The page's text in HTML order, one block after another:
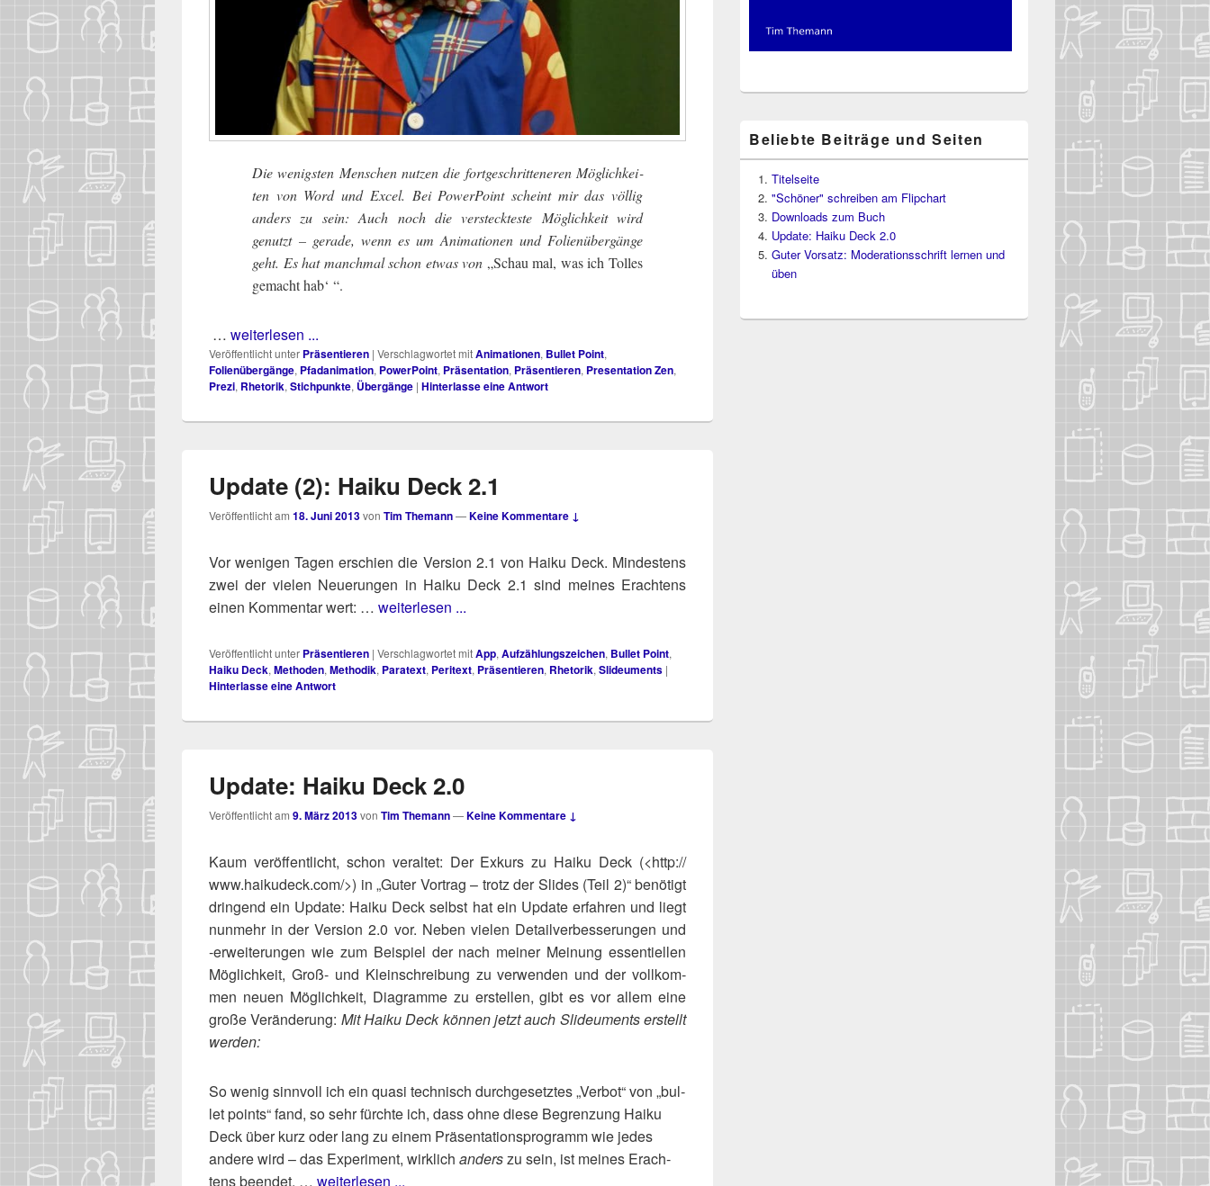
Die wenigs­ten Men­schen nut­zen die fort­ge­schrit­te­ne­ren Mög­lich­kei­
ten von Word und Excel. Bei Power­Point scheint mir das völ­lig
anders zu sein: Auch noch die ver­steck­tes­te Mög­lich­keit wird
genutzt – gera­de, wenn es um Ani­ma­tio­nen und Foli­en­über­gän­ge
geht. Es hat manch­mal schon etwas von „Schau mal, was ich Tol­les
gemacht hab‘ “.
… weiterlesen ...
Veröffentlicht unter Präsentieren | Verschlagwortet mitAnimationen, Bullet Point,
Folienübergänge, Pfadanimation, PowerPoint, Präsentation, Präsentieren, Presentation Zen,
Prezi, Rhetorik, Stichpunkte, Übergänge | Hinterlasse eine Antwort
Update (2): Haiku Deck 2.1
Veröffentlicht am 18. Juni 2013von Tim Themann—Keine Kommentare ↓
Vor weni­gen Tagen erschien die Ver­si­on 2.1 von Hai­ku Deck. Min­des­tens
zwei der vie­len Neue­run­gen in Hai­ku Deck 2.1 sind mei­nes Erach­tens
einen Kom­men­tar wert: … weiterlesen ...
Veröffentlicht unter Präsentieren | Verschlagwortet mitApp, Aufzählungszeichen, Bullet Point,
Haiku Deck, Methoden, Methodik, Paratext, Peritext, Präsentieren, Rhetorik, Slideuments |
Hinterlasse eine Antwort
Update: Haiku Deck 2.0
Veröffentlicht am 9. März 2013von Tim Themann—Keine Kommentare ↓
Kaum ver­öf­fent­licht, schon ver­al­tet: Der Exkurs zu Hai­ku Deck (<http://​
www​.hai​ku​deck​.com/>) in „Guter Vor­trag – trotz der Slides (Teil 2)“ benö­tigt
drin­gend ein Update: Hai­ku Deck selbst hat ein Update erfah­ren und liegt
nun­mehr in der Ver­si­on 2.0 vor. Neben vie­len Detail­ver­bes­se­run­gen und
‑erwei­te­run­gen wie zum Bei­spiel der nach mei­ner Mei­nung essen­ti­el­len
Mög­lich­keit, Groß- und Klein­schrei­bung zu ver­wen­den und der voll­kom­
men neu­en Mög­lich­keit, Dia­gram­me zu erstel­len, gibt es vor allem eine
gro­ße Ver­än­de­rung: Mit Hai­ku Deck kön­nen jetzt auch Slideu­mentserstellt
wer­den:
So wenig sinn­voll ich ein qua­si tech­nisch durch­ge­setz­tes „Ver­bot“ von „bul­
let points“ fand, so sehr fürch­te ich, dass ohne die­se Begren­zung Hai­ku
Deck über kurz oder lang zu einem Prä­sen­ta­ti­ons­pro­gramm wie jedes
ande­re wird – das Expe­ri­ment, wirk­lich anderszu sein, ist mei­nes Erach­
tens been­det. … weiterlesen ...
Beliebte Beiträge und Seiten
Titelseite
"Schöner" schreiben am Flipchart
Downloads zum Buch
Update: Haiku Deck 2.0
Guter Vorsatz: Moderationsschrift lernen und
üben